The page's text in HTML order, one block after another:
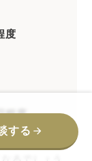
度
程度
する